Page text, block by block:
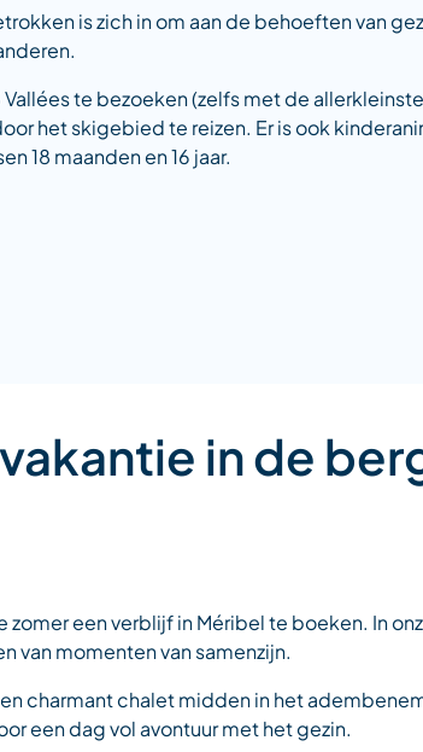
is zich in om aan de behoeften van
te bezoeken (zelfs met de
het skigebied te reizen. Er is ook
18 maanden en 16 jaar.
in de
een verblijf in Méribel te boeken. In
van momenten van samenzijn.
charmant chalet midden in het
een dag vol avontuur met het gezin.